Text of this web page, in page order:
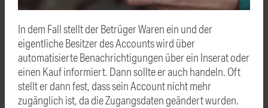
In dem Fall stellt der Betrüger Waren ein und der
eigentliche Besitzer des Accounts wird über
automatisierte Benachrichtigungen über ein Inserat oder
einen Kauf informiert. Dann sollte er auch handeln. Oft
stellt er dann fest, dass sein Account nicht mehr
zugänglich ist, da die Zugangsdaten geändert wurden.